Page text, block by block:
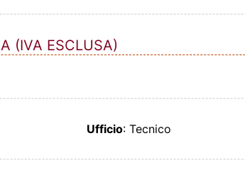
(IVA ESCLUSA)
Ufficio: Tecnico